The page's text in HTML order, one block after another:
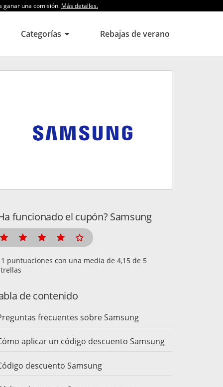
ganar una comisión. Más detalles.
Categorías Rebajas de verano
funcionado el cupón? Samsung
puntuaciones con una media de
de 5
de contenido
frecuentes sobre Samsung
aplicar un código descuento Samsung
descuento Samsung